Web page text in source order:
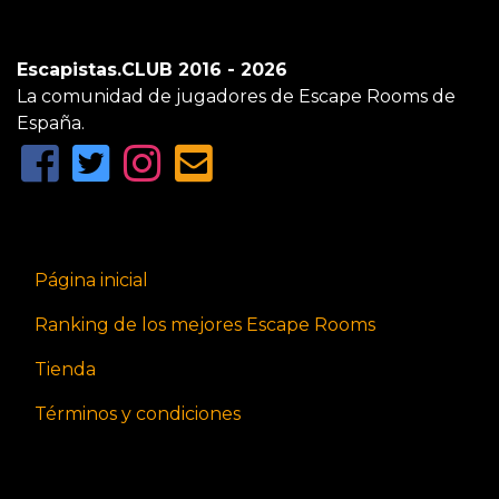
Escapistas.CLUB 2016 - 2026
La comunidad de jugadores de Escape Rooms de
España.
Página inicial
Ranking de los mejores Escape Rooms
Tienda
Términos y condiciones